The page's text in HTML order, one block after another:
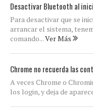
Desactivar Bluetooth al
Para desactivar que se
arrancar el sistema,
comando...Ver Más
Chrome no recuerda las
A veces Chrome o
los login, y deja de